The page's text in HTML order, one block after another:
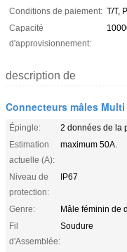
Conditions de paiement: T/T,
Capacité
d'approvisionnement:
description de
Connecteurs mâles
Épingle:
2 données de la
Estimation
actuelle (A):
maximum 50A.
Niveau de
protection:
IP67
Genre:
Mâle féminin de
Fil
d'Assemblée:
Soudure